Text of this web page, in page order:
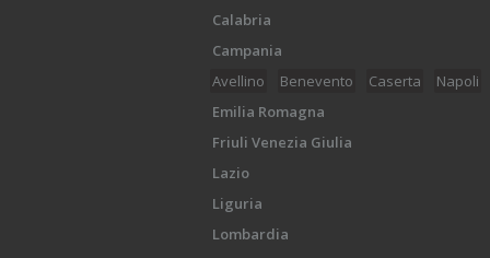
Calabria
Campania
Avellino
Benevento Caserta Napoli
Emilia Romagna
Friuli Venezia Giulia
Lazio
Liguria
Lombardia